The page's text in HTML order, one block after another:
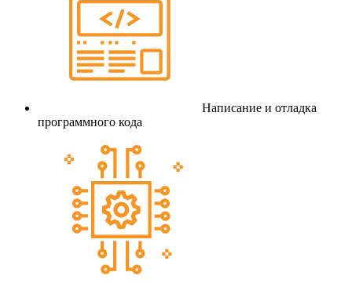
Написание и отладка
программного кода